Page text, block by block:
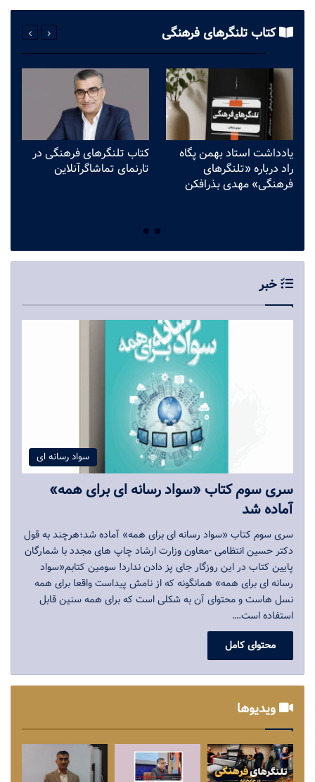
کتاب تلنگرهای فرهنگی
یادداشت استاد بهمن پگاه
راد درباره «تلنگرهای
فرهنگی» مهدی بذرافکن
کتاب تلنگرهای فرهنگی در
تارنمای تماشاگرآنلاین
خبر
سواد رسانه ای
سری سوم کتاب «سواد رسانه ای برای همه»
آماده شد
سری سوم کتاب «سواد رسانه ای برای همه» آماده شد؛هرچند به قول
دکتر حسین انتظامی -معاون وزارت ارشاد چاپ های مجدد با شمارگان
پایین کتاب در این روزگار جای پز دادن ندارد! سومین کتابم«سواد
رسانه ای برای همه» همانگونه که از نامش پیداست واقعا برای همه
نسل هاست و محتوای آن به شکلی است که برای همه سنین قابل
استفاده است.…
محتوای کامل
ویدیوها